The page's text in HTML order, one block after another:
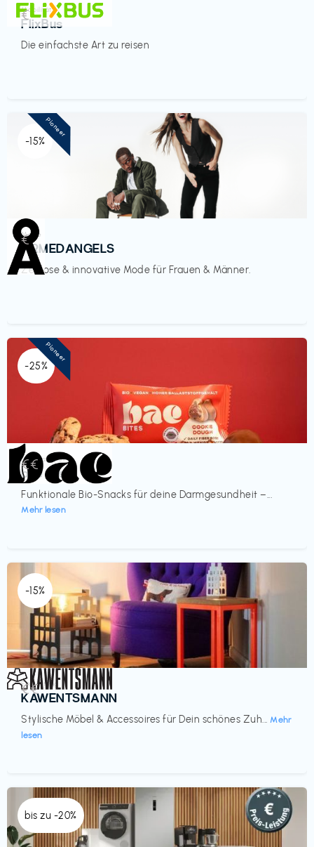
Mobilität
FlixBus
Die einfachste Art zu reisen
€‎
-15%
Mode
ARMEDANGELS
Zeitlose & innovative Mode für Frauen & Männer.
€‎
Pioneer
-25%
Lebensmittel
bae Treat
Funktionale Bio-Snacks für deine Darmgesundheit –...
Mehr lesen
€€‎
Pioneer
-15%
Einrichtung
KAWENTSMANN
Stylische Möbel & Accessoires für Dein schönes Zuh... Mehr
lesen
€€‎
bis zu -20%